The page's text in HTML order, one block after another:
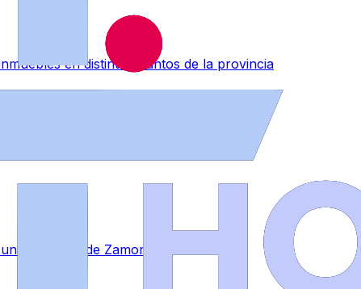
en distintos puntos de la provincia
empresa de Zamora